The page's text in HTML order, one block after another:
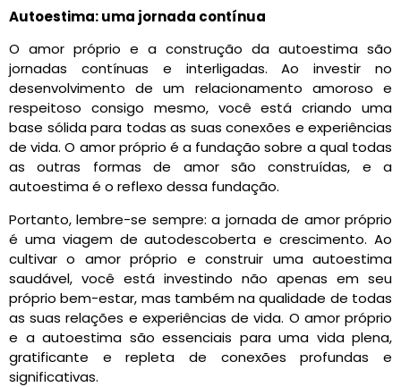
Autoestima: uma jornada contínua
O amor próprio e a construção da autoestima são
jornadas contínuas e interligadas. Ao investir no
desenvolvimento de um relacionamento amoroso e
respeitoso consigo mesmo, você está criando uma
base sólida para todas as suas conexões e experiências
de vida. O amor próprio é a fundação sobre a qual todas
as outras formas de amor são construídas, e a
autoestima é o reflexo dessa fundação.
Portanto, lembre-se sempre: a jornada de amor próprio
é uma viagem de autodescoberta e crescimento. Ao
cultivar o amor próprio e construir uma autoestima
saudável, você está investindo não apenas em seu
próprio bem-estar, mas também na qualidade de todas
as suas relações e experiências de vida. O amor próprio
e a autoestima são essenciais para uma vida plena,
gratificante e repleta de conexões profundas e
significativas.